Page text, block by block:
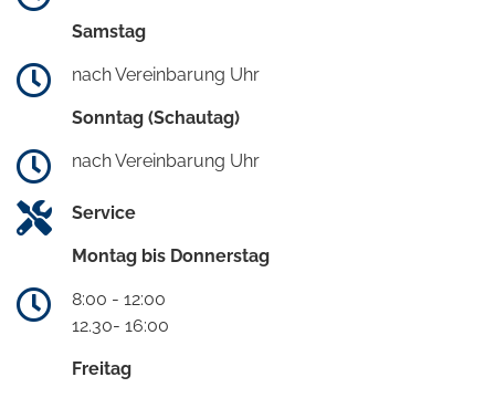
Samstag
nach Vereinbarung Uhr
Sonntag (Schautag)
nach Vereinbarung Uhr
Service
Montag bis Donnerstag
8:00 - 12:00
12.30- 16:00
Freitag